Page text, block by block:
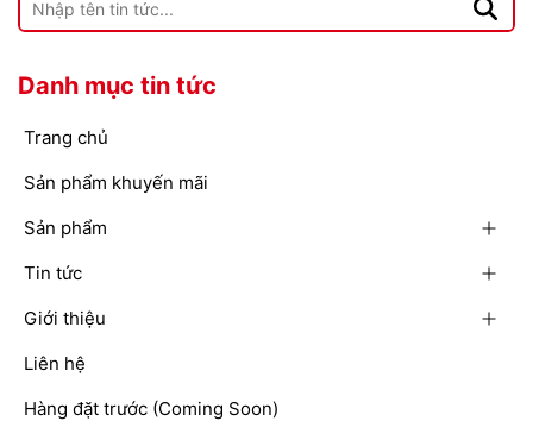
Danh mục tin tức
Trang chủ
Sản phẩm khuyến mãi
Sản phẩm
Tin tức
Giới thiệu
Liên hệ
Hàng đặt trước (Coming Soon)